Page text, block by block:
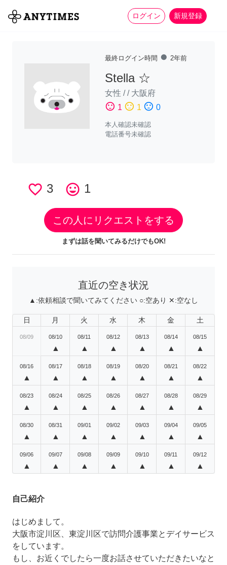
ログイン 新規登録
全て 家事 more_horiz
最終ログイン時間 fiber_manual_record 2年前
Stella ☆
女性 // 大阪府
sentiment_satisfied 1 sentiment_neutral 1 sentiment_dissatisfied 0
本人確認未確認
電話番号未確認
favorite_border 3 tag_faces 1
この人にリクエストをする
まずは話を聞いてみるだけでもOK!
直近の空き状況
▲:依頼相談で聞いてみてください ○:空あり ✕:空なし
日 月 火 水 木 金 土
08/09 08/10
▲
08/11
▲
08/12
▲
08/13
▲
08/14
▲
08/15
▲
08/16
▲
08/17
▲
08/18
▲
08/19
▲
08/20
▲
08/21
▲
08/22
▲
08/23
▲
08/24
▲
08/25
▲
08/26
▲
08/27
▲
08/28
▲
08/29
▲
08/30
▲
08/31
▲
09/01
▲
09/02
▲
09/03
▲
09/04
▲
09/05
▲
09/06
▲
09/07
▲
09/08
▲
09/09
▲
09/10
▲
09/11
▲
09/12
▲
自己紹介
はじめまして。
大阪市淀川区、東淀川区で訪問介護事業とデイサービス
をしています。
もし、お近くでしたら一度お話させていただきたいなと